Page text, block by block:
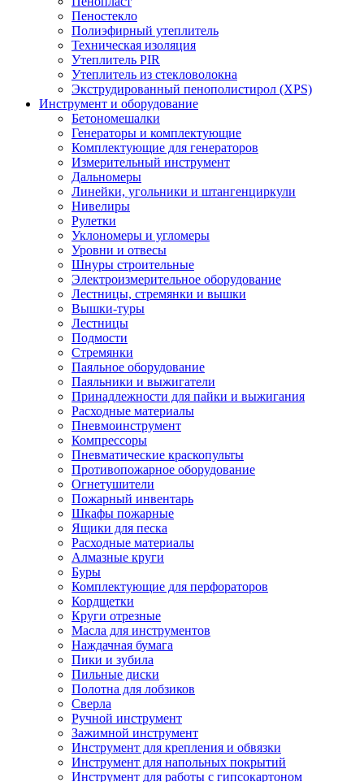
Пеностекло
Полиэфирный утеплитель
Техническая изоляция
Утеплитель PIR
Утеплитель из стекловолокна
Экструдированный пенополистирол (XPS)
Инструмент и оборудование
Бетономешалки
Генераторы и комплектующие
Комплектующие для генераторов
Измерительный инструмент
Дальномеры
Линейки, угольники и штангенциркули
Нивелиры
Рулетки
Уклономеры и угломеры
Уровни и отвесы
Шнуры строительные
Электроизмерительное оборудование
Лестницы, стремянки и вышки
Вышки-туры
Лестницы
Подмости
Стремянки
Паяльное оборудование
Паяльники и выжигатели
Принадлежности для пайки и выжигания
Расходные материалы
Пневмоинструмент
Компрессоры
Пневматические краскопульты
Противопожарное оборудование
Огнетушители
Пожарный инвентарь
Шкафы пожарные
Ящики для песка
Расходные материалы
Алмазные круги
Буры
Комплектующие для перфораторов
Кордщетки
Круги отрезные
Масла для инструментов
Наждачная бумага
Пики и зубила
Пильные диски
Полотна для лобзиков
Сверла
Ручной инструмент
Зажимной инструмент
Инструмент для крепления и обвязки
Инструмент для напольных покрытий
Инструмент для работы с гипсокартоном